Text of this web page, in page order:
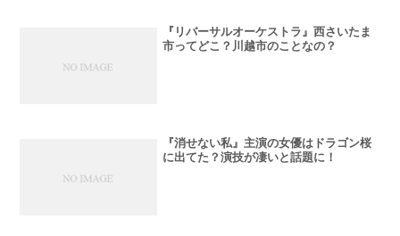
『リバーサルオーケストラ』西さいたま
市ってどこ？川越市のことなの？
『消せない私』主演の女優はドラゴン桜
に出てた？演技が凄いと話題に！